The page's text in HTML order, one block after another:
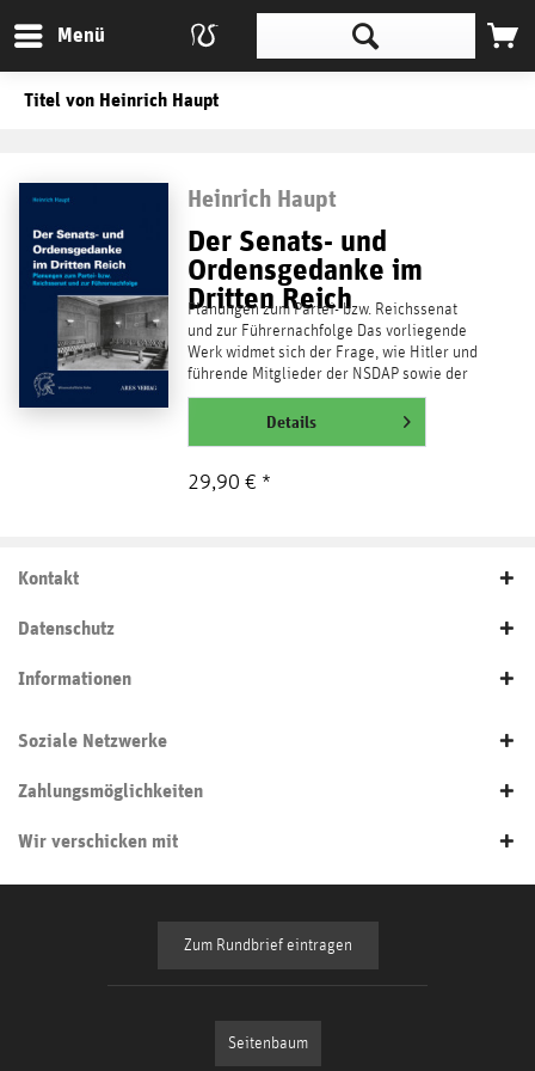
Menü
Titel von Heinrich Haupt
Heinrich Haupt
Der Senats- und
Ordensgedanke im
Dritten Reich
Planungen zum Partei- bzw. Reichssenat
und zur Führernachfolge Das vorliegende
Werk widmet sich der Frage, wie Hitler und
führende Mitglieder der NSDAP sowie der
Reichsregierung...
weiterlesenDetails
29,90 € *
Kontakt
Datenschutz
Informationen
Soziale Netzwerke
Zahlungsmöglichkeiten
Wir verschicken mit
Zum Rundbrief eintragen
Seitenbaum